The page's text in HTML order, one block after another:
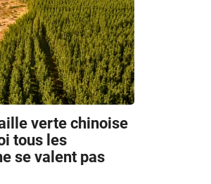
verte chinoise
tous les
se valent pas